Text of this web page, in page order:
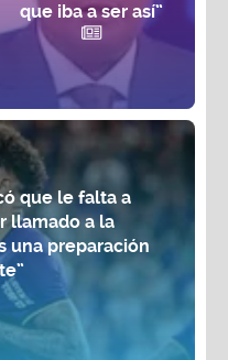
que iba a ser así”
que le falta a
llamado a la
una preparación